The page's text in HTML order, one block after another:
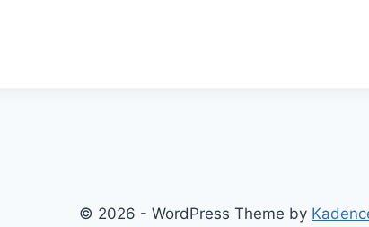
© 2026 - WordPress Theme by